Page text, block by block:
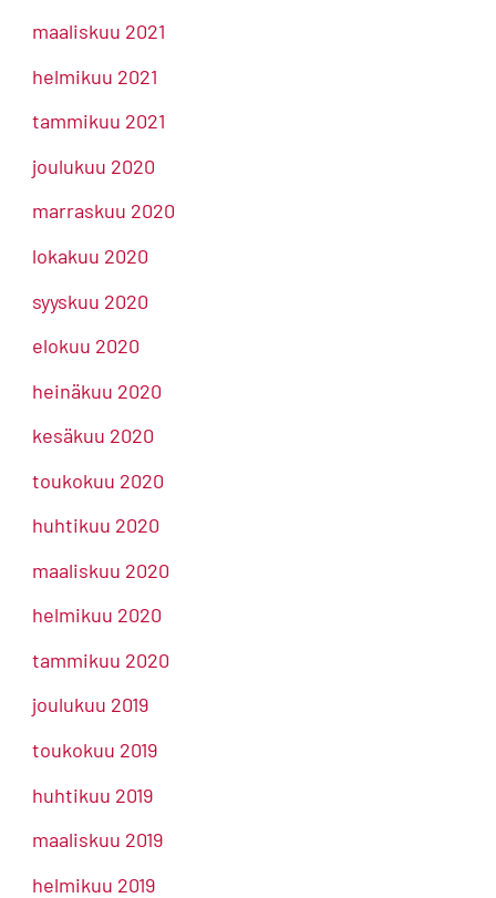
maaliskuu 2021
helmikuu 2021
tammikuu 2021
joulukuu 2020
marraskuu 2020
lokakuu 2020
syyskuu 2020
elokuu 2020
heinäkuu 2020
kesäkuu 2020
toukokuu 2020
huhtikuu 2020
maaliskuu 2020
helmikuu 2020
tammikuu 2020
joulukuu 2019
toukokuu 2019
huhtikuu 2019
maaliskuu 2019
helmikuu 2019